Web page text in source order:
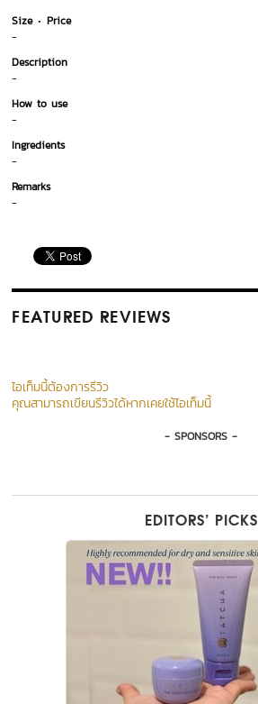
Size
Price
-
Description
-
How to use
-
Ingredients
-
Remarks
-
FEATURED REVIEWS
ไอเท็มนี้ต้องการรีวิว
คุณสามารถเขียนรีวิวได้หากเคยใช้ไอเท็มนี้
- SPONSORS -
EDITORS’ PICKS